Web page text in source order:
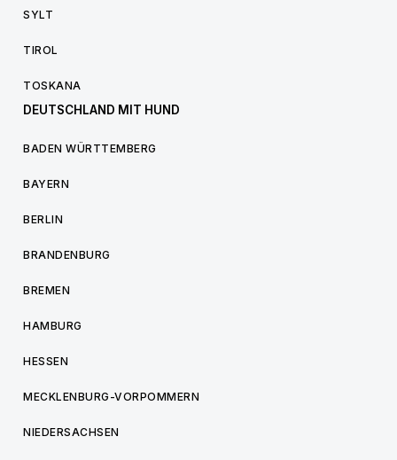
SYLT
TIROL
TOSKANA
DEUTSCHLAND MIT HUND
BADEN WÜRTTEMBERG
BAYERN
BERLIN
BRANDENBURG
BREMEN
HAMBURG
HESSEN
MECKLENBURG-VORPOMMERN
NIEDERSACHSEN